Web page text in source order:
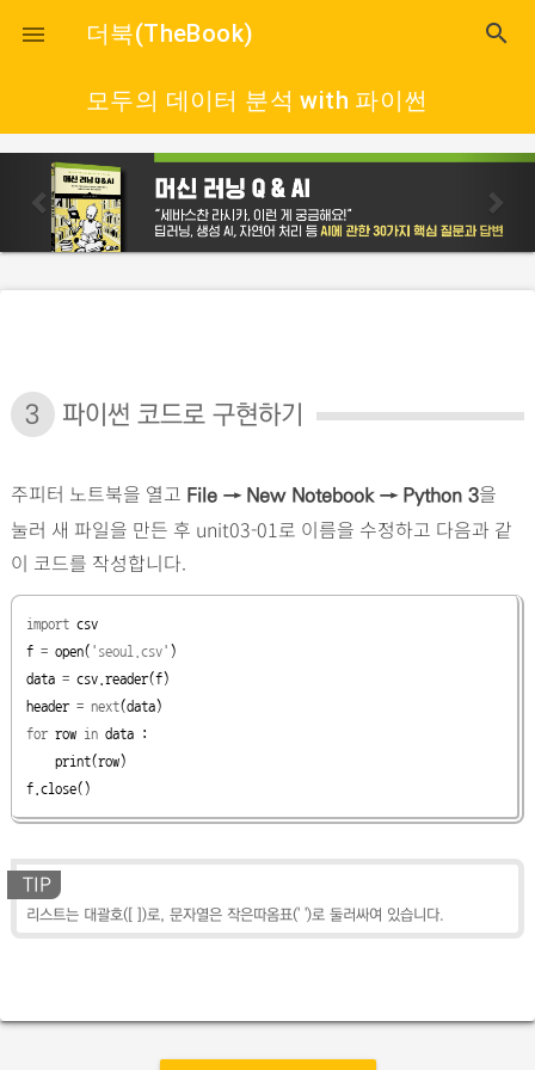
close
 더북(TheBook) search
모두의 데이터 분석 with 파이썬
p
r
e
s
n
e
x
3 파이썬 코드로 구현하기
주피터 노트북을 열고 File → New Notebook → Python 3을
눌러 새 파일을 만든 후 unit03-01로 이름을 수정하고 다음과 같
이 코드를 작성합니다.
import csv
f = open( 'seoul.csv' )
data = csv.reader(f)
header = next
for row in data :
print(row)
f. close()
TIP
리스트는 대괄호([ ])로, 문자열은 작은따옴표(' ')로 둘러싸여 있습니다.